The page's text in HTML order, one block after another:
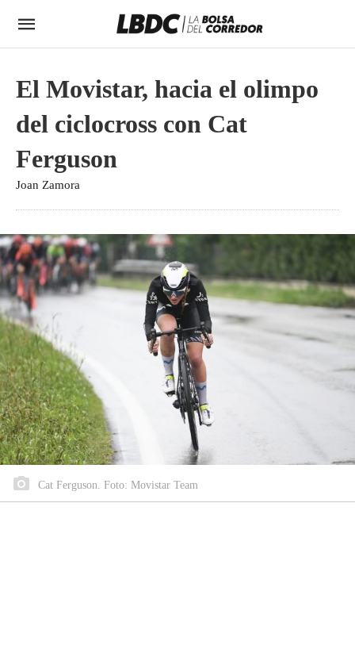
El Movistar, hacia el olimpo
del ciclocross con Cat
Ferguson
Joan Zamora
Cat Ferguson. Foto: Movistar Team